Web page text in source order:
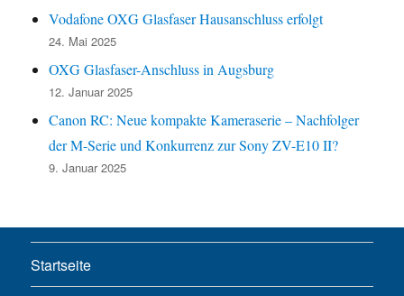
Vodafone OXG Glasfaser Hausanschluss erfolgt
24. Mai 2025
OXG Glasfaser-Anschluss in Augsburg
12. Januar 2025
Canon RC: Neue kompakte Kameraserie – Nachfolger
der M-Serie und Konkurrenz zur Sony ZV-E10 II?
9. Januar 2025
Startseite